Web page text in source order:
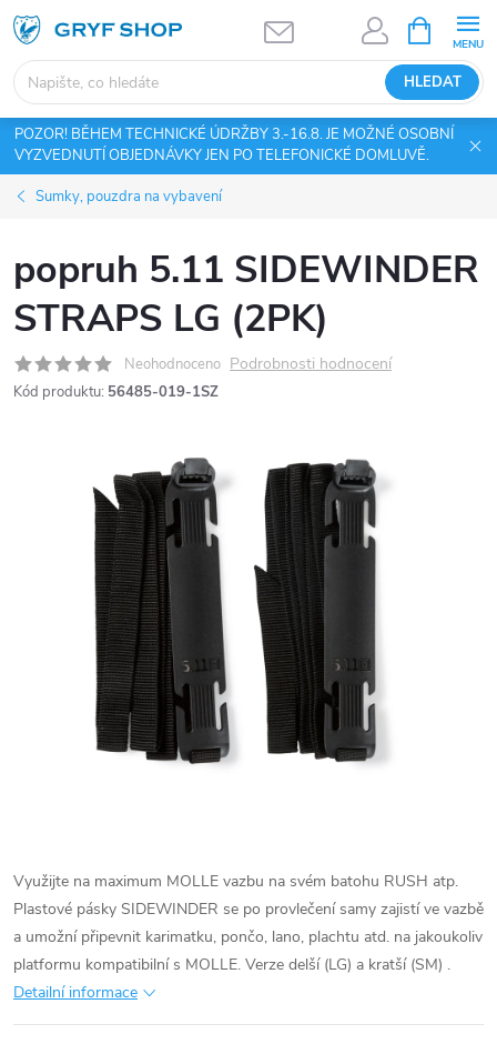
Přejít
na
obsah
HLEDAT
NÁKUPNÍ
KOŠÍK
POZOR! BĚHEM TECHNICKÉ ÚDRŽBY 3.-16.8. JE MOŽNÉ OSOBNÍ
VYZVEDNUTÍ OBJEDNÁVKY JEN PO TELEFONICKÉ DOMLUVĚ.
Sumky, pouzdra na vybavení
popruh 5.11 SIDEWINDER
STRAPS LG (2PK)
Neohodnoceno Podrobnosti hodnocení
Kód produktu: 56485-019-1SZ
Využijte na maximum MOLLE vazbu na svém batohu RUSH atp.
Plastové pásky SIDEWINDER se po provlečení samy zajistí ve vazbě
a umožní připevnit karimatku, pončo, lano, plachtu atd. na jakoukoliv
platformu kompatibilní s MOLLE. Verze delší (LG) a kratší (SM) .
Detailní informace